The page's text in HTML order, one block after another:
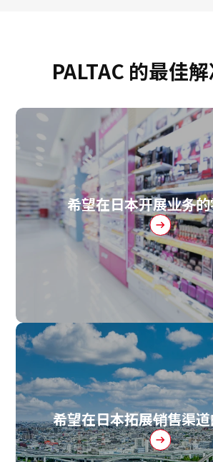
PALTAC 的最佳
希望在日本开展业务
希望在日本拓展销售渠